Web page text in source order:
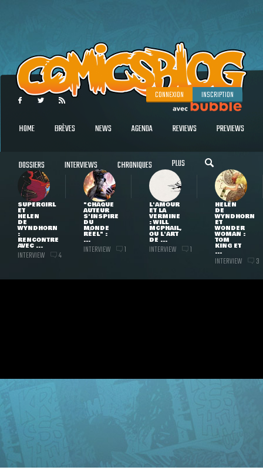
CONNEXION INSCRIPTION
HOME BRÈVES NEWS AGENDA REVIEWS PREVIEWS
DOSSIERS INTERVIEWS CHRONIQUES PLUS
SUPERGIRL
ET
HELEN
DE
WYNDHORN
:
RENCONTRE
AVEC ...
INTERVIEW 4
"CHAQUE
AUTEUR
S'INSPIRE
DU
MONDE
RÉEL" :
...
INTERVIEW 1
L'AMOUR
ET LA
VERMINE
: WILL
MCPHAIL,
OU L'ART
DE ...
INTERVIEW 1
HELEN
DE
WYNDHORN
ET
WONDER
WOMAN :
TOM
KING ET
...
INTERVIEW 3